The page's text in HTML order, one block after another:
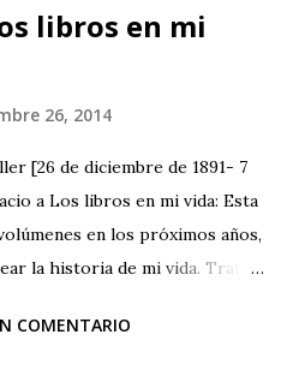
libros en mi
26, 2014
[26 de diciembre de 1891- 7
a Los libros en mi vida: Esta
en los próximos años,
la historia de mi vida. Trata
de autoeducación. Uno de
de conciencia —porque a eso
COMENTARIO